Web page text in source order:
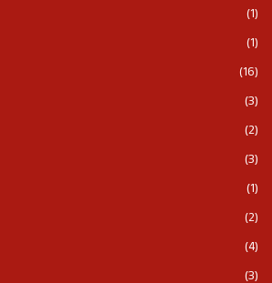
(1)
(1)
(16)
(3)
(2)
(3)
(1)
(2)
(4)
(3)